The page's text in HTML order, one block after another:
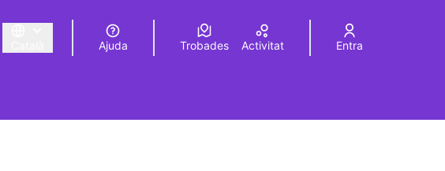
Triar la llengua Elegir el idioma Choose language
Ajuda Trobades Activitat Entra